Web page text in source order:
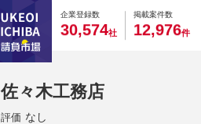
企業登録数
0
3
0
0,
0
5
0
74社
掲載案件数
0
1
0
2,
0
9
0
76件
佐々木工務店
評価 なし